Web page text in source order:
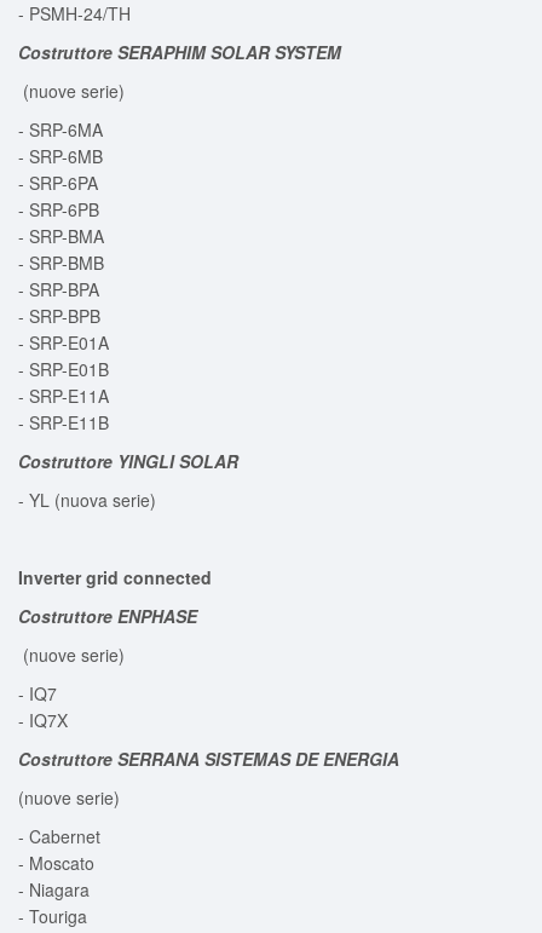
- PSMH-24/TH
Costruttore SERAPHIM SOLAR SYSTEM
(nuove serie)
- SRP-6MA
- SRP-6MB
- SRP-6PA
- SRP-6PB
- SRP-BMA
- SRP-BMB
- SRP-BPA
- SRP-BPB
- SRP-E01A
- SRP-E01B
- SRP-E11A
- SRP-E11B
Costruttore YINGLI SOLAR
- YL (nuova serie)
Inverter grid connected
Costruttore ENPHASE
(nuove serie)
- IQ7
- IQ7X
Costruttore SERRANA SISTEMAS DE ENERGIA
(nuove serie)
- Cabernet
- Moscato
- Niagara
- Touriga